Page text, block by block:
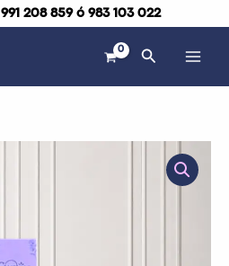
991 208 859 ó 983 103 022
Buscar